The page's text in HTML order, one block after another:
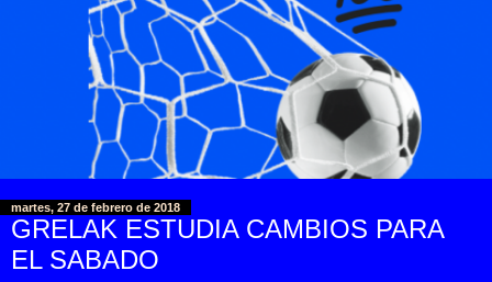
martes, 27 de febrero de 2018
GRELAK ESTUDIA CAMBIOS PARA
EL SABADO